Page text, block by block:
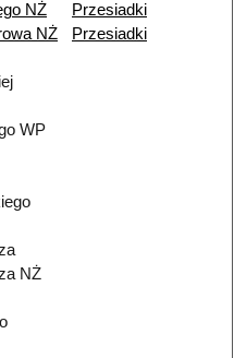
NŻ
Przesiadki
NŻ
Przesiadki
WP
NŻ